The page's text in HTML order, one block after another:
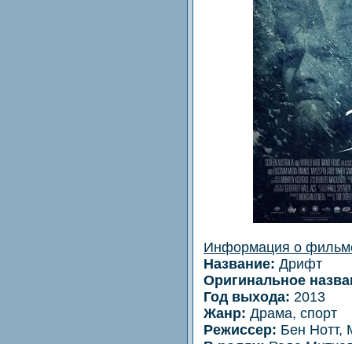
Информация о
Название: Дрифт
Оригинальное
Год выхода: 2013
Жанр: Драма, спорт
Режиссер: Бен Нотт,